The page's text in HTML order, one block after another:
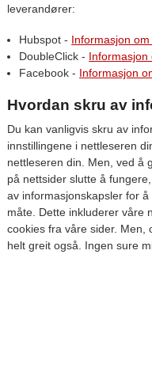
leverandører:
Hubspot - Informasjon
DoubleClick - Informasjon
Facebook - Informasjon
Hvordan skru av
Du kan vanligvis skru av
innstillingene i nettleseren
nettleseren din. Men, ved å
på nettsider slutte å
av informasjonskapsler for
måte. Dette inkluderer våre
cookies fra våre sider. Men,
helt greit også. Ingen sure